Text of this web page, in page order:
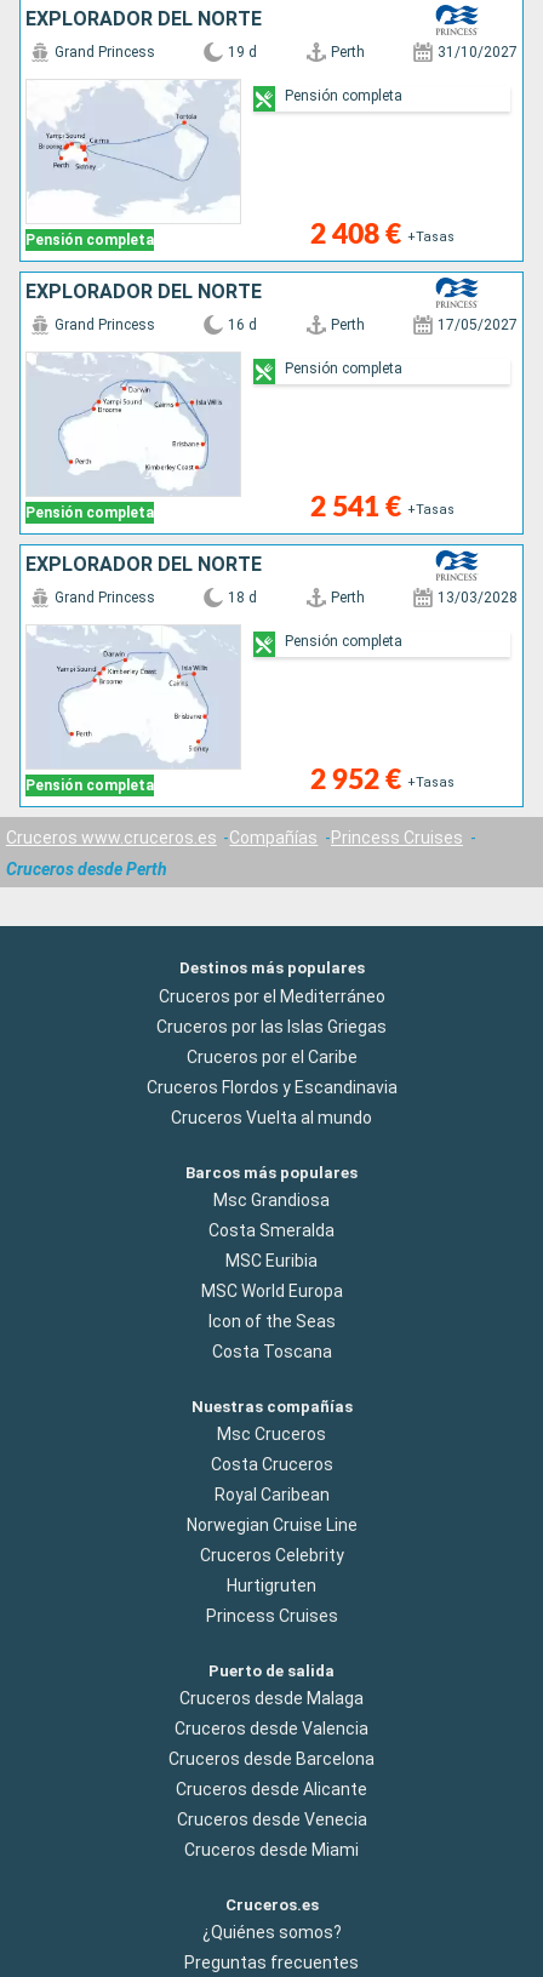
EXPLORADOR DEL NORTE
Pensión completa
Grand Princess 19 d Perth 31/10/2027
2 408 € +Tasas
Pensión completa
EXPLORADOR DEL NORTE
Pensión completa
Grand Princess 16 d Perth 17/05/2027
2 541 € +Tasas
Pensión completa
EXPLORADOR DEL NORTE
Pensión completa
Grand Princess 18 d Perth 13/03/2028
2 952 € +Tasas
Pensión completa
Cruceros www.cruceros.es Compañías
Princess Cruises
Cruceros desde Perth
Destinos más populares
Cruceros por el Mediterráneo
Cruceros por las Islas Griegas
Cruceros por el Caribe
Cruceros Flordos y Escandinavia
Cruceros Vuelta al mundo
Barcos más populares
Msc Grandiosa
Costa Smeralda
MSC Euribia
MSC World Europa
Icon of the Seas
Costa Toscana
Nuestras compañías
Msc Cruceros
Costa Cruceros
Royal Caribean
Norwegian Cruise Line
Cruceros Celebrity
Hurtigruten
Princess Cruises
Puerto de salida
Cruceros desde Malaga
Cruceros desde Valencia
Cruceros desde Barcelona
Cruceros desde Alicante
Cruceros desde Venecia
Cruceros desde Miami
Cruceros.es
¿Quiénes somos?
Preguntas frecuentes